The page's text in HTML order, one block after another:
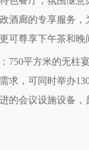
酒廊的专享服务，
可尊享下午茶和晚
750平方米的无柱
求，可同时举办
的会议设施设备